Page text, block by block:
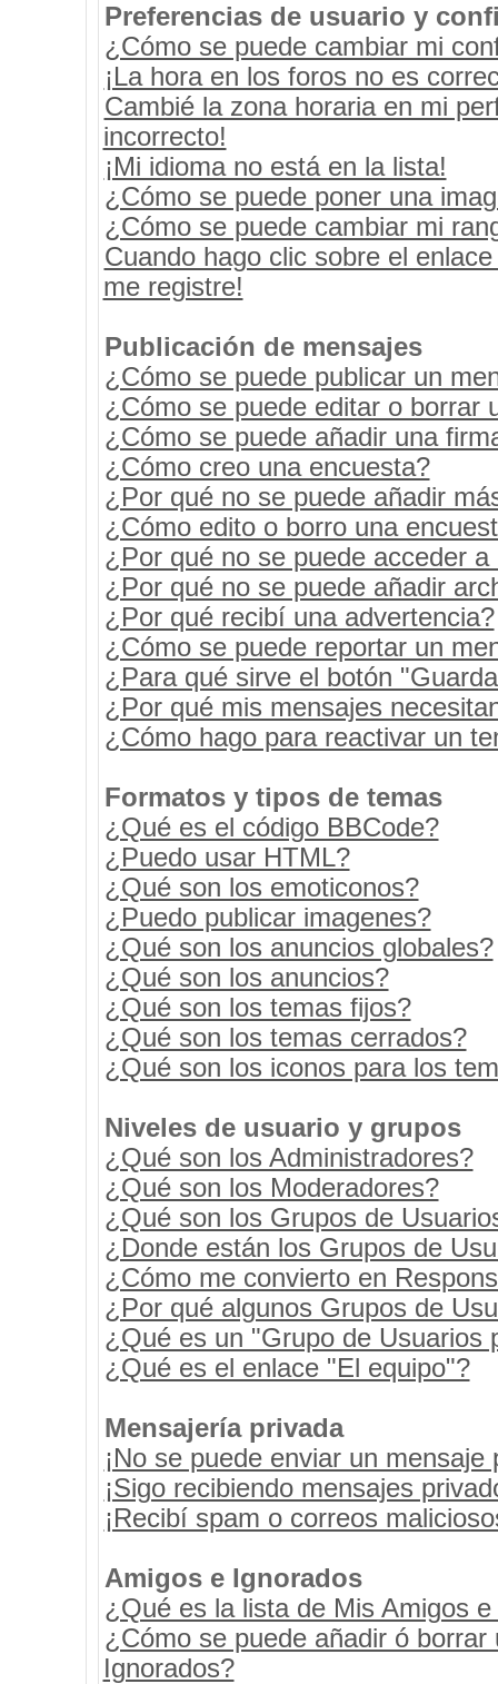
Preferencias de usuario y
¿Cómo se puede cambiar mi
¡La hora en los foros no es
Cambié la zona horaria en mi
incorrecto!
¡Mi idioma no está en la lista!
¿Cómo se puede poner una
¿Cómo se puede cambiar mi
Cuando hago clic sobre el
me registre!
Publicación de mensajes
¿Cómo se puede publicar un
¿Cómo se puede editar o borrar
¿Cómo se puede añadir una
¿Cómo creo una encuesta?
¿Por qué no se puede añadir
¿Cómo edito o borro una
¿Por qué no se puede acceder a
¿Por qué no se puede añadir
¿Por qué recibí una advertencia?
¿Cómo se puede reportar un
¿Para qué sirve el botón
¿Por qué mis mensajes
¿Cómo hago para reactivar un
Formatos y tipos de temas
¿Qué es el código BBCode?
¿Puedo usar HTML?
¿Qué son los emoticonos?
¿Puedo publicar imagenes?
¿Qué son los anuncios globales?
¿Qué son los anuncios?
¿Qué son los temas fijos?
¿Qué son los temas cerrados?
¿Qué son los iconos para los
Niveles de usuario y grupos
¿Qué son los Administradores?
¿Qué son los Moderadores?
¿Qué son los Grupos de
¿Donde están los Grupos de
¿Cómo me convierto en
¿Por qué algunos Grupos de
¿Qué es un "Grupo de Usuarios
¿Qué es el enlace "El equipo"?
Mensajería privada
¡No se puede enviar un mensaje
¡Sigo recibiendo mensajes
¡Recibí spam o correos
Amigos e Ignorados
¿Qué es la lista de Mis Amigos
¿Cómo se puede añadir ó
Ignorados?